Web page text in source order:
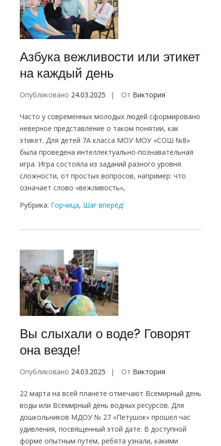
Азбука вежливости или этикет
на каждый день
Опубликовано 24.03.2025 От Виктория
Часто у современных молодых людей сформировано
неверное представление о таком понятии, как
этикет. Для детей 7А класса МОУ МОУ «СОШ №8»
была проведена интеллектуально-познавательная
игра. Игра состояла из заданий разного уровня
сложности, от простых вопросов, например: что
означает слово «вежливость»,
Рубрика: Горчица, Шаг вперёд!
Вы слыхали о воде? Говорят
она везде!
Опубликовано 24.03.2025 От Виктория
22 марта на всей планете отмечают Всемирный день
воды или Всемирный день водных ресурсов. Для
дошкольников МДОУ № 27 «Петушок» прошел час
удивления, посвященный этой дате. В доступной
форме опытным путем, ребята узнали, какими